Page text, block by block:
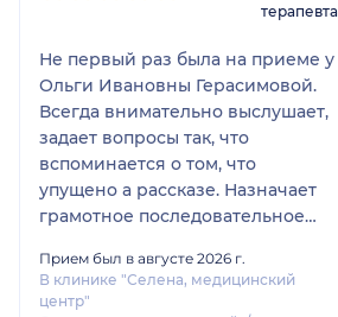
терапевта
Не первый раз была на приеме у
Ольги Ивановны Герасимовой.
Всегда внимательно выслушает,
задает вопросы так, что
вспоминается о том, что
упущено а рассказе. Назначает
грамотное последовательное
боремся с пневмонией, прошел
острый период болезни, сейчас
Прием был в августе 2026 г.
В клинике "Селена, медицинский
центр"